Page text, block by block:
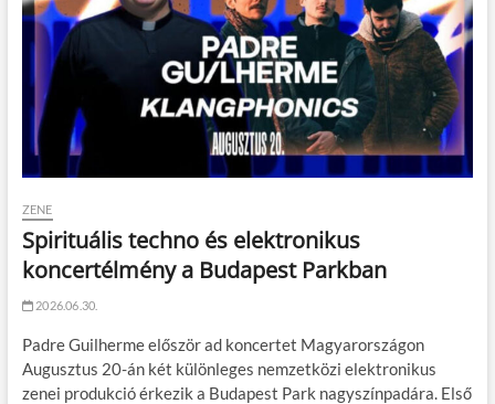
ZENE
Spirituális techno és elektronikus
koncertélmény a Budapest Parkban
2026.06.30.
Padre Guilherme először ad koncertet Magyarországon
Augusztus 20-án két különleges nemzetközi elektronikus
zenei produkció érkezik a Budapest Park nagyszínpadára. Első